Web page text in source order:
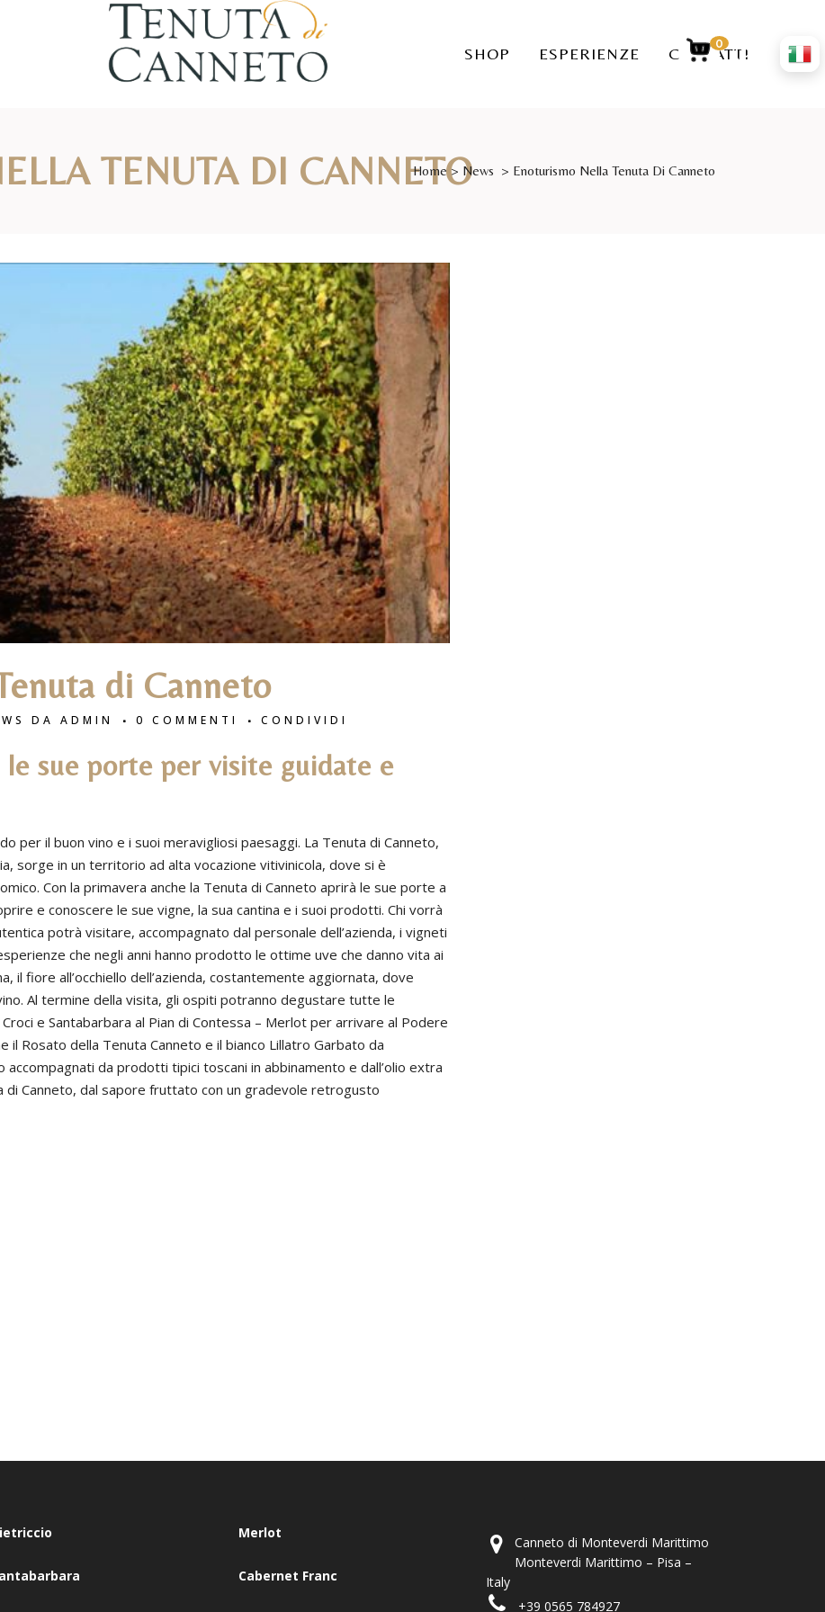
SHOP ESPERIENZE CONTATTI
0
TENUTA DI CANNETO
Home> News > Enoturismo Nella Tenuta Di Canneto
di Canneto
DA ADMIN 0 COMMENTI CONDIVIDI
le sue porte per visite guidate e
per il buon vino e i suoi meravigliosi paesaggi. La Tenuta di Canneto,
sorge in un territorio ad alta vocazione vitivinicola, dove si è
Con la primavera anche la Tenuta di Canneto aprirà le sue porte a
e conoscere le sue vigne, la sua cantina e i suoi prodotti. Chi vorrà
potrà visitare, accompagnato dal personale dell’azienda, i vigneti
che negli anni hanno prodotto le ottime uve che danno vita ai
il fiore all’occhiello dell’azienda, costantemente aggiornata, dove
Al termine della visita, gli ospiti potranno degustare tutte le
e Santabarbara al Pian di Contessa – Merlot per arrivare al Podere
il Rosato della Tenuta Canneto e il bianco Lillatro Garbato da
da prodotti tipici toscani in abbinamento e dall’olio extra
Canneto, dal sapore fruttato con un gradevole retrogusto
Merlot
Cabernet Franc
Canneto di Monteverdi Marittimo
Monteverdi Marittimo – Pisa –
Italy
+39 0565 784927